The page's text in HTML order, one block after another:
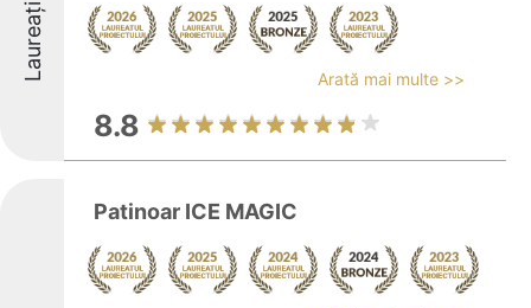
Laureați Arată mai multe >>
8.8
Patinoar ICE MAGIC